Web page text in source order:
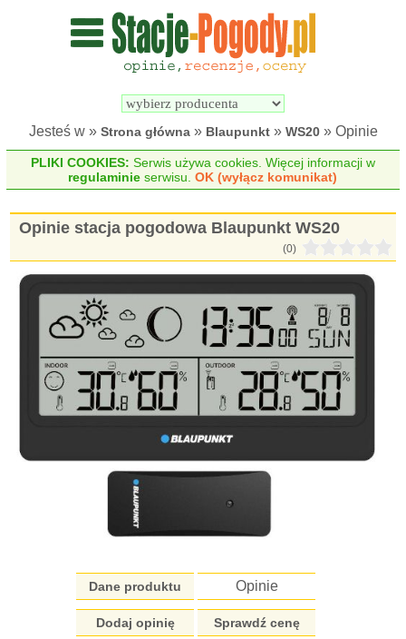
Wyszukiwarka
pogodowych
Jesteś w » Strona główna» Blaupunkt» WS20» Opinie
PLIKI COOKIES: Serwis używa cookies. Więcej informacji w
regulaminie serwisu.OK (wyłącz komunikat)
Opinie stacja pogodowa Blaupunkt WS20
(0)
Dane produktu Opinie
Dodaj opinię Sprawdź cenę